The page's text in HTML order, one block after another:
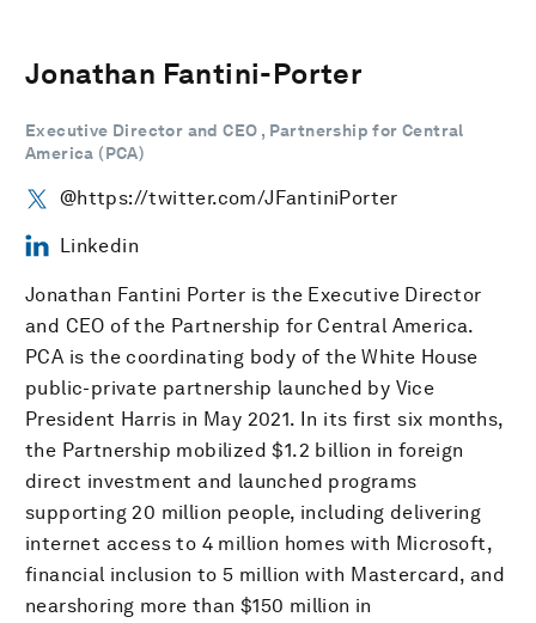
Jonathan Fantini-Porter
Executive Director and CEO , Partnership for Central
America (PCA)
@https://twitter.com/JFantiniPorter
Linkedin
Jonathan Fantini Porter is the Executive Director
and CEO of the Partnership for Central America.
PCA is the coordinating body of the White House
public-private partnership launched by Vice
President Harris in May 2021. In its first six months,
the Partnership mobilized $1.2 billion in foreign
direct investment and launched programs
supporting 20 million people, including delivering
internet access to 4 million homes with Microsoft,
financial inclusion to 5 million with Mastercard, and
nearshoring more than $150 million in